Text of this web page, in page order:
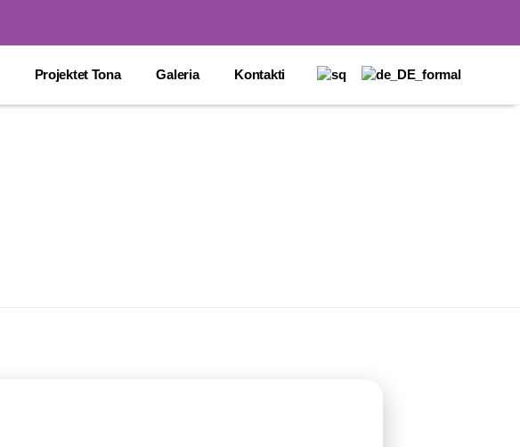
Projektet Tona Galeria Kontakti